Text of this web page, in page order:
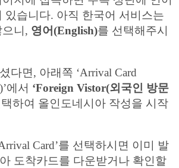
있습니다. 아직 한국어 서비스는
니, 영어(English)를 선택해주시
다면, 아래쪽 ‘Arrival Card
에서 ‘Foreign Vistor(외국인 방문
택하여 올인도네시아 작성을 시작
Card’를 선택하시면 이미 발
도착카드를 다운받거나 확인할